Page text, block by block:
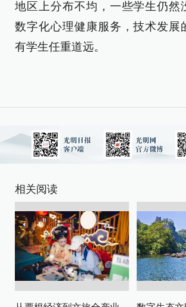
地区上分布不均，一些学生仍然
数字化心理健康服务，技术发展
有学生任重道远。
相关阅读